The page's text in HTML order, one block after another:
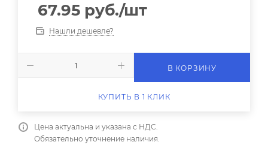
67.95 руб./шт
Нашли дешевле?
В КОРЗИНУ
КУПИТЬ В 1 КЛИК
Цена актуальна и указана с НДС.
Обязательно уточнение наличия.